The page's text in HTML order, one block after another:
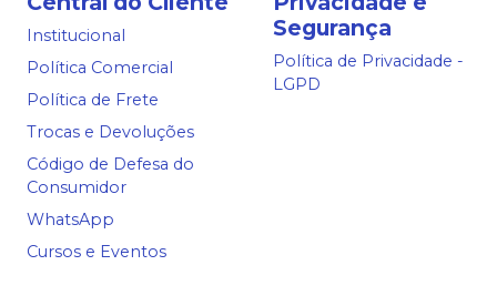
Institucional
Política Comercial
Política de Frete
Trocas e Devoluções
Código de Defesa do
Consumidor
WhatsApp
Cursos e Eventos
Segurança
Política de Privacidade -
LGPD